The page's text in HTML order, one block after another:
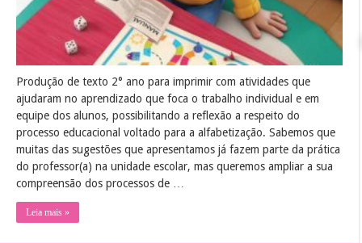
Produção de texto 2° ano para imprimir com atividades que
ajudaram no aprendizado que foca o trabalho individual e em
equipe dos alunos, possibilitando a reflexão a respeito do
processo educacional voltado para a alfabetização. Sabemos que
muitas das sugestões que apresentamos já fazem parte da prática
do professor(a) na unidade escolar, mas queremos ampliar a sua
compreensão dos processos de …
Leia mais »